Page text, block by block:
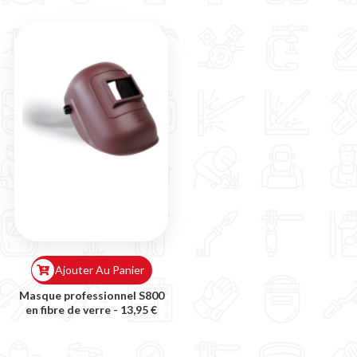
Masque professionnel S800
en fibre de verre - 13,95 €
Ajouter Au Panier